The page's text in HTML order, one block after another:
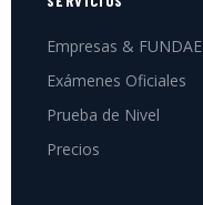
Empresas & FUNDAE
Exámenes Oficiales
Prueba de Nivel
Precios